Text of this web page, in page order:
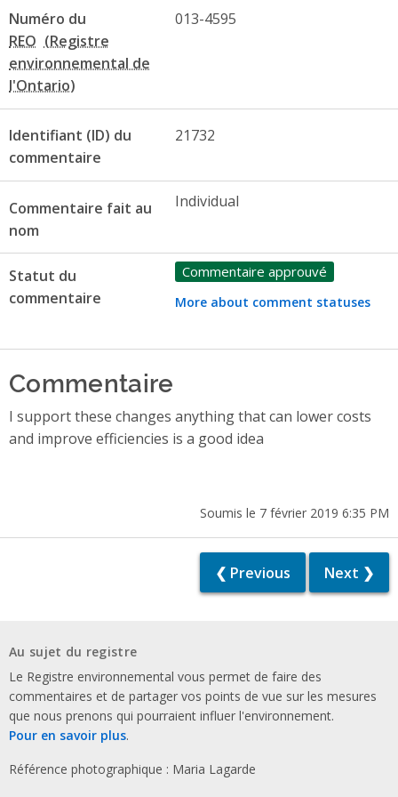
Numéro du
REO
013-4595
Identifiant (ID) du
commentaire
21732
Commentaire fait au
nom
Individual
Statut du
commentaire
Commentaire approuvé
More about comment statuses
Commentaire
I support these changes anything that can lower costs
and improve efficiencies is a good idea
Soumis le 7 février 2019 6:35 PM
❮ Previous Next ❯
Au sujet du registre
Le Registre environnemental vous permet de faire des
commentaires et de partager vos points de vue sur les mesures
que nous prenons qui pourraient influer l'environnement.
Pour en savoir plus.
Référence photographique : Maria Lagarde